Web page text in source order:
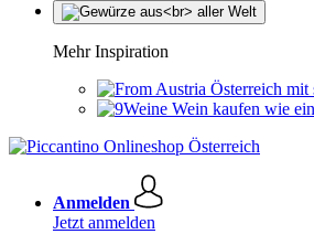
Mehr Inspiration
Österreich
Wein kaufen wie
Anmelden
Jetzt anmelden